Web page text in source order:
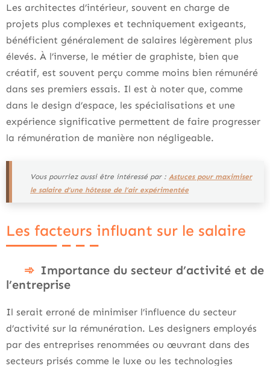
Les architectes d’intérieur, souvent en charge de
projets plus complexes et techniquement exigeants,
bénéficient généralement de salaires légèrement plus
élevés. À l’inverse, le métier de graphiste, bien que
créatif, est souvent perçu comme moins bien rémunéré
dans ses premiers essais. Il est à noter que, comme
dans le design d’espace, les spécialisations et une
expérience significative permettent de faire progresser
la rémunération de manière non négligeable.
Vous pourriez aussi être intéressé par : Astuces pour maximiser
le salaire d’une hôtesse de l’air expérimentée
Les facteurs influant sur le salaire
Importance du secteur d’activité et de
l’entreprise
Il serait erroné de minimiser l’influence du secteur
d’activité sur la rémunération. Les designers employés
par des entreprises renommées ou œuvrant dans des
secteurs prisés comme le luxe ou les technologies